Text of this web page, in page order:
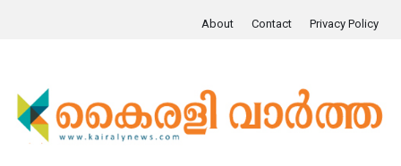
About Contact Privacy Policy